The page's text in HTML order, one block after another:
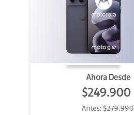
Ahora Desde
$249.900
Antes: $279.990